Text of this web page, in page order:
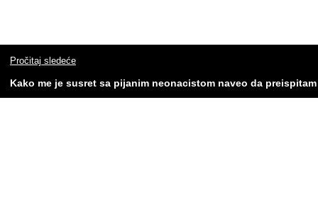
Pročitaj sledeće
Kako me je susret sa pijanim neonacistom naveo da